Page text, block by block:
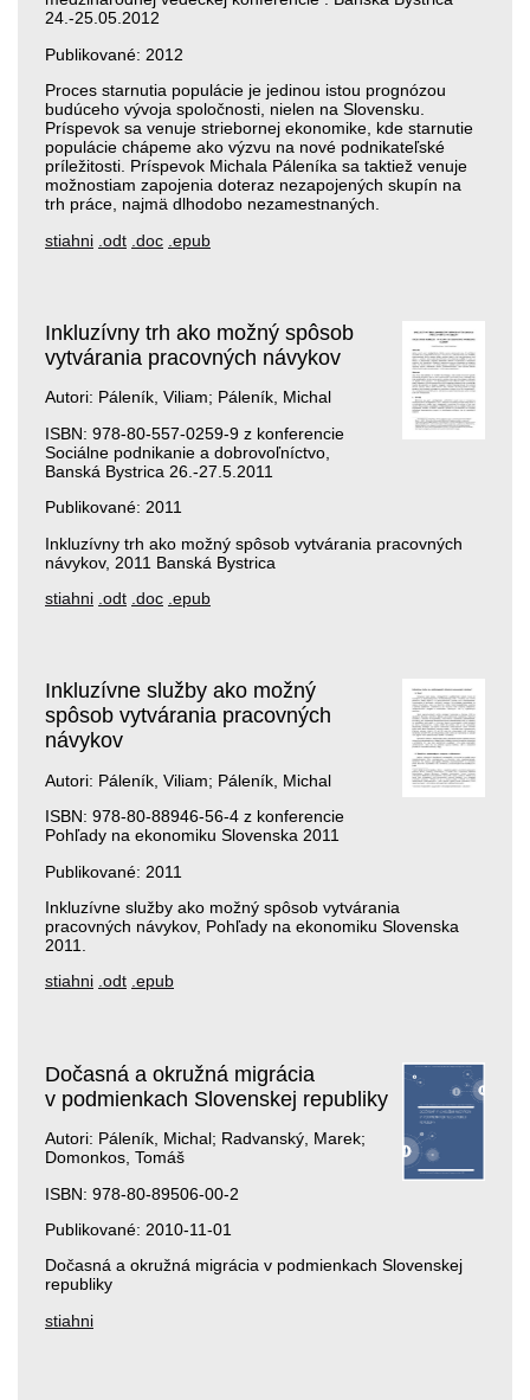
24.-25.05.2012
Publikované: 2012
Proces starnutia populácie je jedinou istou prognózou
budúceho vývoja spoločnosti, nielen na Slovensku.
Príspevok sa venuje striebornej ekonomike, kde starnutie
populácie chápeme ako výzvu na nové podnikateľské
príležitosti. Príspevok Michala Páleníka sa taktiež venuje
možnostiam zapojenia doteraz nezapojených skupín na
trh práce, najmä dlhodobo nezamestnaných.
stiahni .odt .doc .epub
Inkluzívny trh ako možný spôsob
vytvárania pracovných návykov
Autori: Páleník, Viliam; Páleník, Michal
ISBN: 978-80-557-0259-9 z konferencie
Sociálne podnikanie a dobrovoľníctvo,
Banská Bystrica 26.-27.5.2011
Publikované: 2011
Inkluzívny trh ako možný spôsob vytvárania pracovných
návykov, 2011 Banská Bystrica
stiahni .odt .doc .epub
Inkluzívne služby ako možný
spôsob vytvárania pracovných
návykov
Autori: Páleník, Viliam; Páleník, Michal
ISBN: 978-80-88946-56-4 z konferencie
Pohľady na ekonomiku Slovenska 2011
Publikované: 2011
Inkluzívne služby ako možný spôsob vytvárania
pracovných návykov, Pohľady na ekonomiku Slovenska
2011.
stiahni .odt .epub
Dočasná a okružná migrácia
v podmienkach Slovenskej republiky
Autori: Páleník, Michal; Radvanský, Marek;
Domonkos, Tomáš
ISBN: 978-80-89506-00-2
Publikované: 2010-11-01
Dočasná a okružná migrácia v podmienkach Slovenskej
republiky
stiahni